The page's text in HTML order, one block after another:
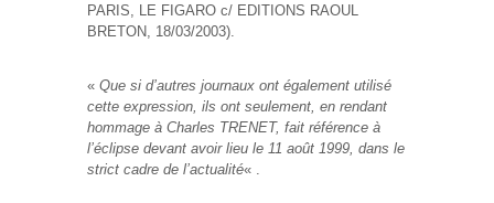
PARIS, LE FIGARO c/ EDITIONS RAOUL
BRETON, 18/03/2003).
« Que si d’autres journaux ont également utilisé
cette expression, ils ont seulement, en rendant
hommage à Charles TRENET, fait référence à
l’éclipse devant avoir lieu le 11 août 1999, dans le
strict cadre de l’actualité« .